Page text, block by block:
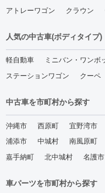
アトレーワゴン
クラウン
人気の中古車(ボディタイプ)
軽自動車 ミニバン・ワンボ
ステーションワゴン
クーペ
中古車を市町村から探す
沖縄市 西原町 宜野湾市
浦添市
中城村 南風原町
嘉手納町
北中城村 名護市
車パーツを市町村から探す